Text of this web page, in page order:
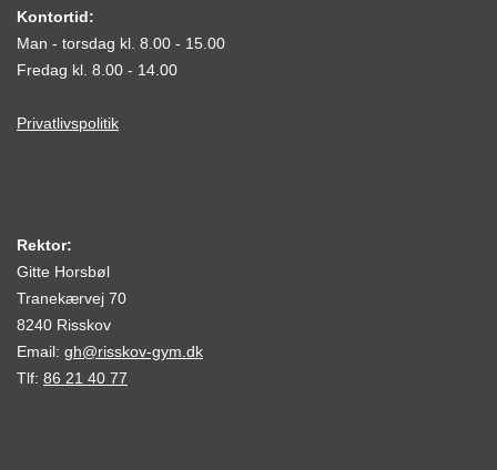
Kontortid:
Man - torsdag kl. 8.00 - 15.00
Fredag kl. 8.00 - 14.00
Privatlivspolitik
Rektor:
Gitte Horsbøl
Tranekærvej 70
8240 Risskov
Email: gh@risskov-gym.dk
Tlf: 86 21 40 77